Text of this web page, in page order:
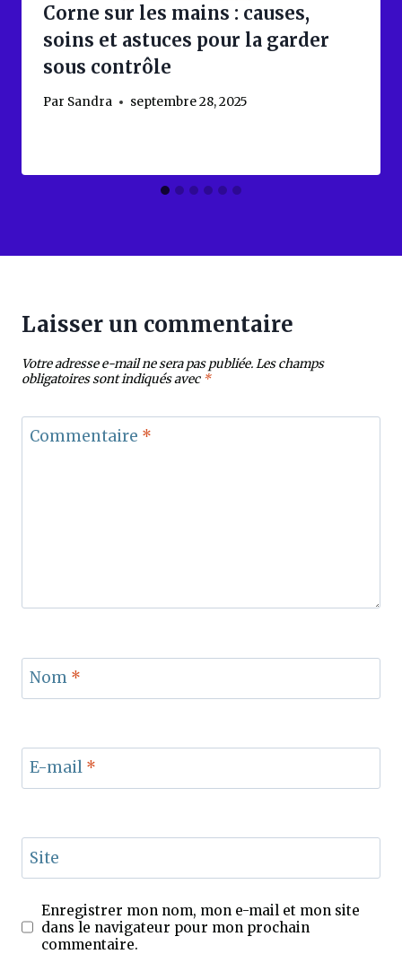
Corne sur les mains : causes,
soins et astuces pour la garder
sous contrôle
Par Sandra septembre 28, 2025
Laisser un commentaire
Votre adresse e-mail ne sera pas publiée.Les champs
obligatoires sont indiqués avec *
Commentaire *
Nom *
E-mail *
Site
Enregistrer mon nom, mon e-mail et mon site
dans le navigateur pour mon prochain
commentaire.